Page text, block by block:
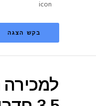
בקש הצגה
למכירה